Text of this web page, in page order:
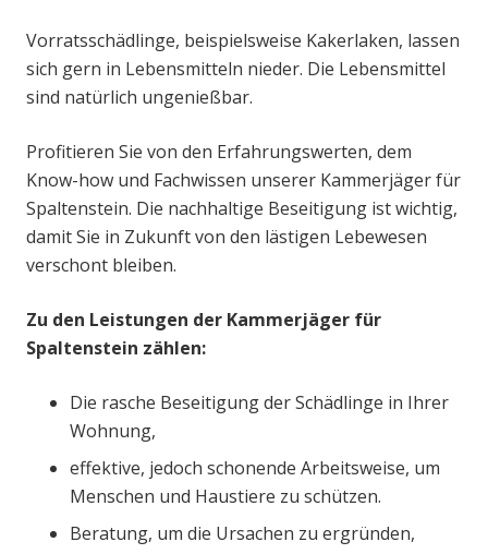
Vorratsschädlinge, beispielsweise Kakerlaken, lassen
sich gern in Lebensmitteln nieder. Die Lebensmittel
sind natürlich ungenießbar.
Profitieren Sie von den Erfahrungswerten, dem
Know-how und Fachwissen unserer Kammerjäger für
Spaltenstein. Die nachhaltige Beseitigung ist wichtig,
damit Sie in Zukunft von den lästigen Lebewesen
verschont bleiben.
Zu den Leistungen der Kammerjäger für
Spaltenstein zählen:
Die rasche Beseitigung der Schädlinge in Ihrer
Wohnung,
effektive, jedoch schonende Arbeitsweise, um
Menschen und Haustiere zu schützen.
Beratung, um die Ursachen zu ergründen,